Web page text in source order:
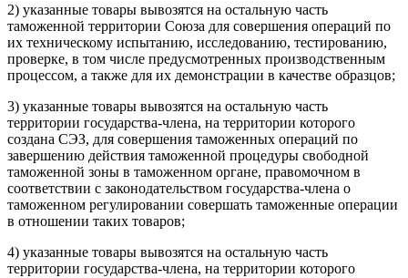
2) указанные товары вывозятся на остальную часть
таможенной территории Союза для совершения операций по
их техническому испытанию, исследованию, тестированию,
проверке, в том числе предусмотренных производственным
процессом, а также для их демонстрации в качестве образцов;
3) указанные товары вывозятся на остальную часть
территории государства-члена, на территории которого
создана СЭЗ, для совершения таможенных операций по
завершению действия таможенной процедуры свободной
таможенной зоны в таможенном органе, правомочном в
соответствии с законодательством государства-члена о
таможенном регулировании совершать таможенные операции
в отношении таких товаров;
4) указанные товары вывозятся на остальную часть
территории государства-члена, на территории которого